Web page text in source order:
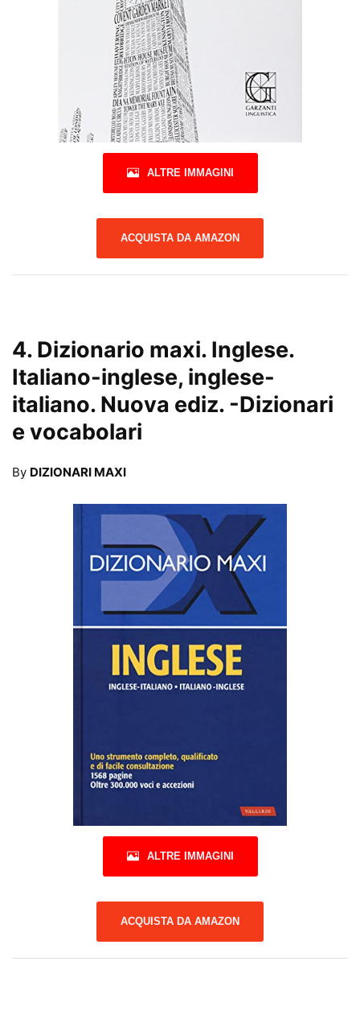
ALTRE IMMAGINI
ACQUISTA DA AMAZON
4. Dizionario maxi. Inglese.
Italiano-inglese, inglese-
italiano. Nuova ediz. -Dizionari
e vocabolari
By DIZIONARI MAXI
ALTRE IMMAGINI
ACQUISTA DA AMAZON